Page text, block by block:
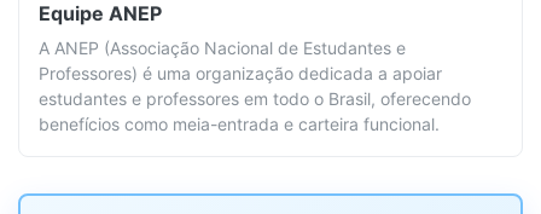
Equipe ANEP
A ANEP (Associação Nacional de Estudantes e
Professores) é uma organização dedicada a apoiar
estudantes e professores em todo o Brasil, oferecendo
benefícios como meia-entrada e carteira funcional.